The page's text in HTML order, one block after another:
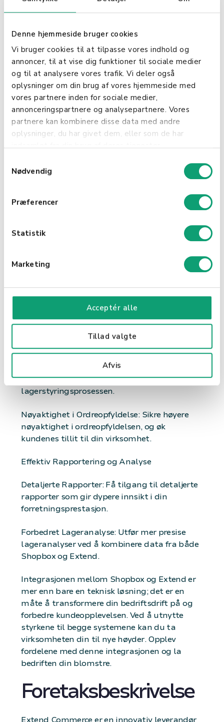
Denne hjemmeside bruger cookies
Vi bruger cookies til at tilpasse vores indhold og
annoncer, til at vise dig funktioner til sociale medier
og til at analysere vores trafik. Vi deler også
oplysninger om din brug af vores hjemmeside med
vores partnere inden for sociale medier,
annonceringspartnere og analysepartnere. Vores
partnere kan kombinere disse data med andre
oplysninger, du har givet dem, eller som de har
Nødvendig
Præferencer
Statistik
Marketing
Acceptér alle
Tillad valgte
Afvis
Denne integrasjonen er skapt med deg, vår
videre for å oppdage hvordan denne kraftfulle
kombinasjonen kan gavne virksomheten din.
Fordeler med Integreringen
Forbedret Lagerstyring Real-tids
Opdateringer: Opplev realtidsoppdateringer
av lageret ditt, noe som minimerer risikoen for
oversolgte varer.
oppdaterer automatisk lageret i Extend, noe
som reduserer behovet for manuell
Effektiv Ordreprosess: Strømlinjeform
ordredetaljene automatisk mellom Shopbox
Centraliseret Ordreoversikt: Få en samlet
oversikt over alle ordrer, noe som forbedrer
organiseringen og kundeservicen.
Forbedret Kundeopplevelse
Hurtigere Leveringstider: Tilby raskere
leveringstider ved å strømlinjeforme ordre- og
lagerstyringsprosessen.
Nøyaktighet i Ordreopfyldelse: Sikre høyere
nøyaktighet i ordreopfyldelsen, og øk
kundenes tillit til din virksomhet.
Effektiv Rapportering og Analyse
Detaljerte Rapporter: Få tilgang til detaljerte
rapporter som gir dypere innsikt i din
forretningsprestasjon.
Forbedret Lageranalyse: Utfør mer presise
lageranalyser ved å kombinere data fra både
Shopbox og Extend.
Integrasjonen mellom Shopbox og Extend er
mer enn bare en teknisk løsning; det er en
måte å transformere din bedriftsdrift på og
forbedre kundeopplevelsen. Ved å utnytte
styrkene til begge systemene kan du ta
virksomheten din til nye høyder. Opplev
fordelene med denne integrasjonen og la
bedriften din blomstre.
Foretaksbeskrivelse